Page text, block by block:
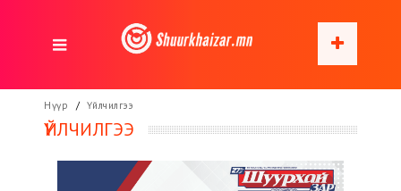
Нүүр Үйлчилгээ
ҮЙЛЧИЛГЭЭ